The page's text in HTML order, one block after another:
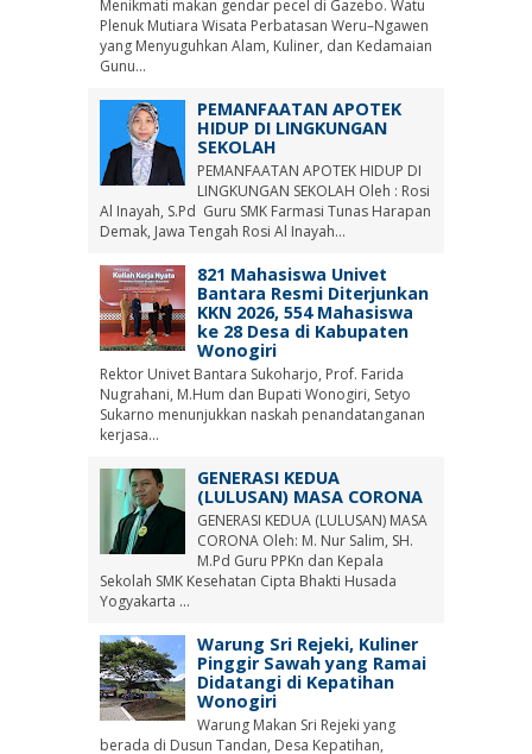
Menikmati makan gendar pecel di Gazebo. Watu
Plenuk Mutiara Wisata Perbatasan Weru–Ngawen
yang Menyuguhkan Alam, Kuliner, dan Kedamaian
Gunu...
PEMANFAATAN APOTEK
HIDUP DI LINGKUNGAN
SEKOLAH
PEMANFAATAN APOTEK HIDUP DI
LINGKUNGAN SEKOLAH Oleh : Rosi
Al Inayah, S.Pd Guru SMK Farmasi Tunas Harapan
Demak, Jawa Tengah Rosi Al Inayah...
821 Mahasiswa Univet
Bantara Resmi Diterjunkan
KKN 2026, 554 Mahasiswa
ke 28 Desa di Kabupaten
Wonogiri
Rektor Univet Bantara Sukoharjo, Prof. Farida
Nugrahani, M.Hum dan Bupati Wonogiri, Setyo
Sukarno menunjukkan naskah penandatanganan
kerjasa...
GENERASI KEDUA
(LULUSAN) MASA CORONA
GENERASI KEDUA (LULUSAN) MASA
CORONA Oleh: M. Nur Salim, SH.
M.Pd Guru PPKn dan Kepala
Sekolah SMK Kesehatan Cipta Bhakti Husada
Yogyakarta ...
Warung Sri Rejeki, Kuliner
Pinggir Sawah yang Ramai
Didatangi di Kepatihan
Wonogiri
Warung Makan Sri Rejeki yang
berada di Dusun Tandan, Desa Kepatihan,